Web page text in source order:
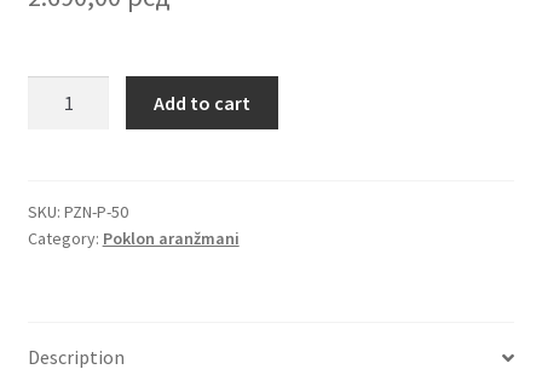
101 Ruža
vinom,
čajem
želje
Add to cart
SKU: PZN-P-50
Category: Poklon aranžmani
Description